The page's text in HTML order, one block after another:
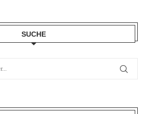
SUCHE